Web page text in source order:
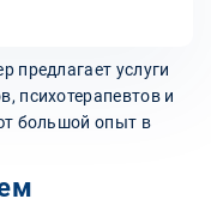
предлагает услуги
психотерапевтов и
большой опыт в